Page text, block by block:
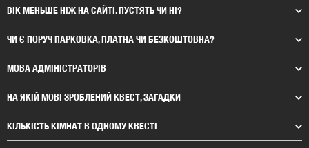
ВІК МЕНЬШЕ НІЖ НА САЙТІ. ПУСТЯТЬ ЧИ НІ?
ЧИ Є ПОРУЧ ПАРКОВКА, ПЛАТНА ЧИ БЕЗКОШТОВНА?
МОВА АДМІНІСТРАТОРІВ
НА ЯКІЙ МОВІ ЗРОБЛЕНИЙ КВЕСТ, ЗАГАДКИ
КІЛЬКІСТЬ КІМНАТ В ОДНОМУ КВЕСТІ